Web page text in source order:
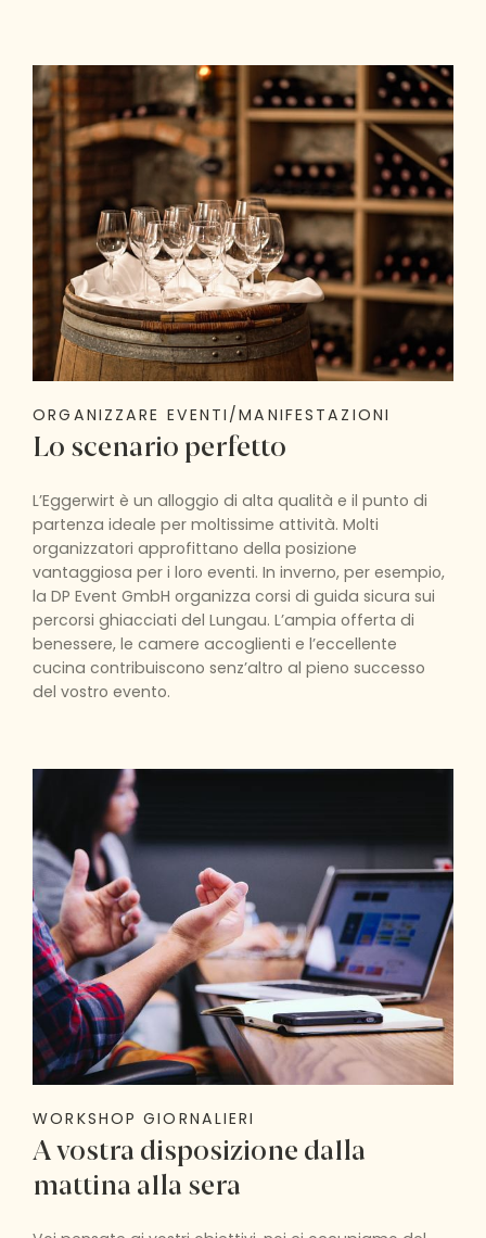
ORGANIZZARE EVENTI/MANIFESTAZIONI
Lo scenario perfetto
L’Eggerwirt è un alloggio di alta qualità e il punto di
partenza ideale per moltissime attività. Molti
organizzatori approfittano della posizione
vantaggiosa per i loro eventi. In inverno, per esempio,
la DP Event GmbH organizza corsi di guida sicura sui
percorsi ghiacciati del Lungau. L’ampia offerta di
benessere, le camere accoglienti e l’eccellente
cucina contribuiscono senz’altro al pieno successo
del vostro evento.
WORKSHOP GIORNALIERI
A vostra disposizione dalla
mattina alla sera